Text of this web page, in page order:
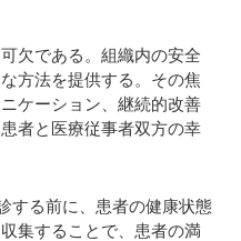
欠である。組織内の安全
方法を提供する。その焦
ケーション、継続的改善
者と医療従事者双方の幸
する前に、患者の健康状態
集することで、患者の満